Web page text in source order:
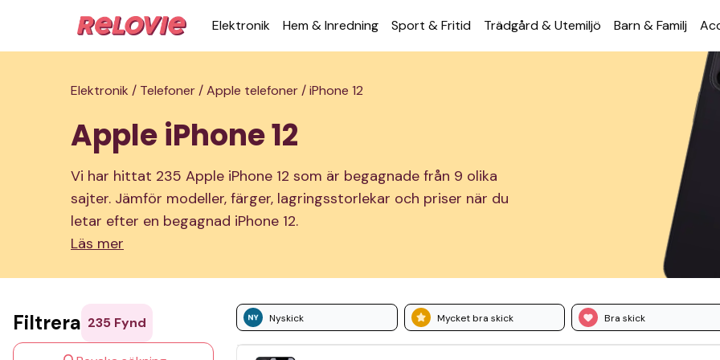
Elek­tronik Hem & Inred­ning Sport & Fritid Trädgård & Utemiljö Barn & Familj
Elektronik / Telefoner /Apple telefoner /iPhone 12
Apple iPhone 12
Vi har hittat 235 Apple iPhone 12 som är begagnade från 9 olika
sajter. Jämför modeller, färger, lagringsstorlekar och priser när du
letar efter en begagnad iPhone 12.
Läs mer
Nyskick Mycket bra skick Bra skick
Filtrera 235 Fynd